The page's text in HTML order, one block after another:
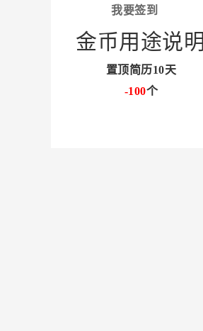
我要签到
金币用途说明
置顶简历10天
-100个